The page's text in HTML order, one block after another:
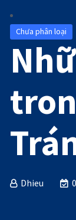
Chưa phân loại
Dhieu